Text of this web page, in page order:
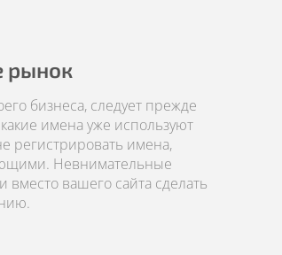
рынок
бизнеса, следует прежде
имена уже используют
регистрировать имена,
Невнимательные
вместо вашего сайта сделать